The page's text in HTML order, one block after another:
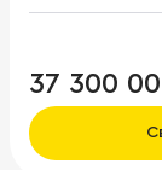
37 300